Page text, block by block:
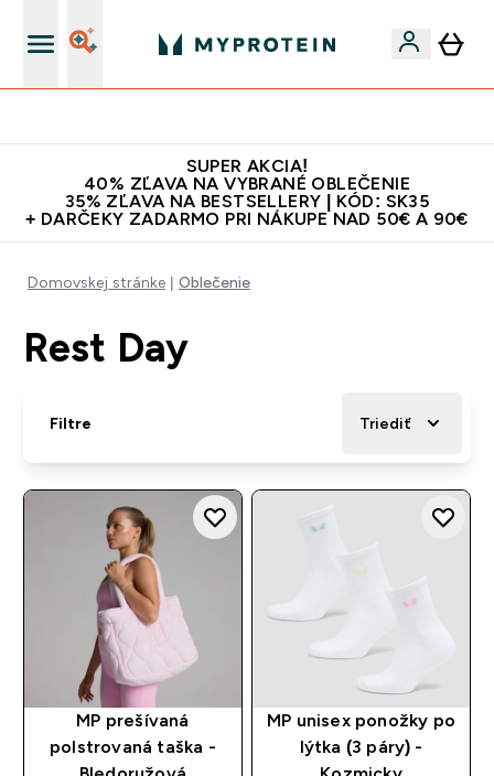
SUPER AKCIA!
40% ZĽAVA NA VYBRANÉ OBLEČENIE
35% ZĽAVA NA BESTSELLERY | KÓD: SK35
+ DARČEKY ZADARMO PRI NÁKUPE NAD 50€ A 90€
Domovskej stránke Oblečenie
Rest Day
Filtre Triediť
MP prešívaná
polstrovaná taška -
MP unisex ponožky po
lýtka (3 páry) -